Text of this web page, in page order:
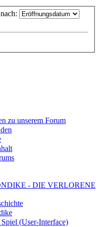
zu unserem Forum
- DIE VERLORENE
(User-Interface)